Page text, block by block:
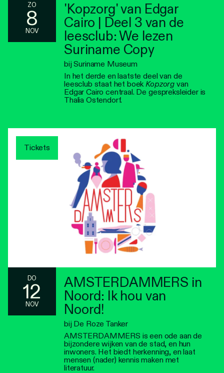
ZO
8
NOV
'Kopzorg' van Edgar
Cairo | Deel 3 van de
leesclub: We lezen
Suriname Copy
bij Suriname Museum
In het derde en laatste deel van de
leesclub staat het boekKopzorg van
Edgar Cairo centraal. De gespreksleider is
Thalia Ostendorf.
Tickets
DO
12
NOV
AMSTERDAMMERS in
Noord: Ik hou van
Noord!
bij De Roze Tanker
AMSTERDAMMERS is een ode aan de
bijzondere wijken van de stad, en hun
inwoners. Het biedt herkenning, en laat
mensen (nader) kennis maken met
literatuur.